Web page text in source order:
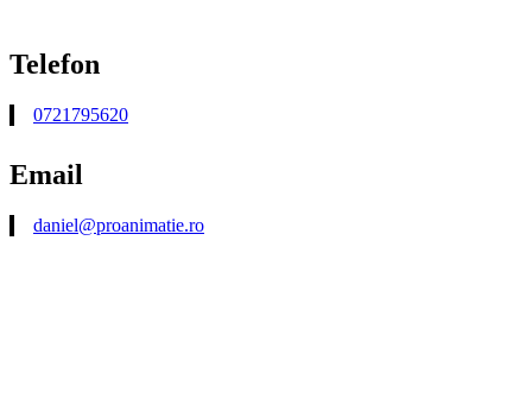
Telefon
0721795620
Email
daniel@proanimatie.ro